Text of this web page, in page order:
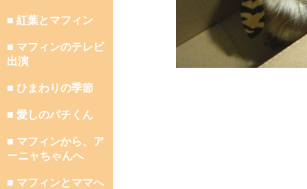
■ 紅葉とマフィン
■ マフィンのテレビ
出演
■ ひまわりの季節
■ 愛しのパチくん
■ マフィンから、ア
ーニャちゃんへ
■ マフィンとママへ